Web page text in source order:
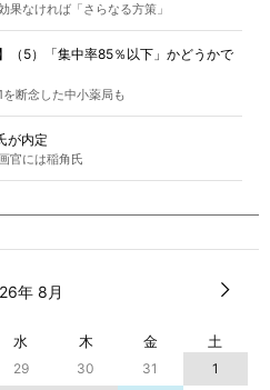
果なければ「さらなる方策」
（5）「集中率85％以下」かどうかで
断念した中小薬局も
が内定
官には稲角氏
年 8月
水 木 金 土
29 30 31
1